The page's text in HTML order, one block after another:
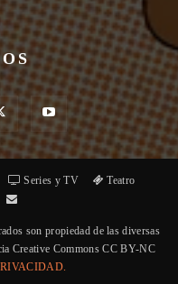
Series y TV
Teatro
son propiedad de las diversas
Creative Commons CC BY-NC